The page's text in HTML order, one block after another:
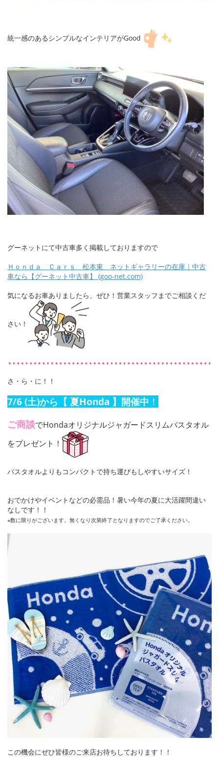
統一感のあるシンプルなインテリアがGood
グーネットにて中古車多く掲載しておりますので
Ｈｏｎｄａ Ｃａｒｓ 松本東 ネットギャラリーの在庫｜中古
車なら【グーネット中古車】 (goo-net.com)
気になるお車ありましたら、ぜひ！営業スタッフまでご相談くだ
さい！
さ・ら・に！！
7/6 (土)から 【 夏Honda 】 開催中 ！
ご商談でHondaオリジナルジャガードスリムバスタオル
をプレゼント！
バスタオルよりもコンパクトで持ち運びもしやすいサイズ！
おでかけやイベントなどの必需品！暑い今年の夏に大活躍間違い
なしです！！
※数に限りがございます。無くなり次第終了となりますのでご了承ください。
この機会にぜひ皆様のご来店お待ちしております！！